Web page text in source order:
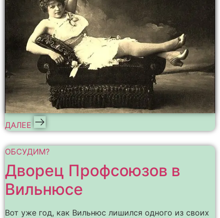
ДАЛЕЕ
ОБСУДИМ?
Дворец Профсоюзов в
Вильнюсе
Вот уже год, как Вильнюс лишился одного из своих